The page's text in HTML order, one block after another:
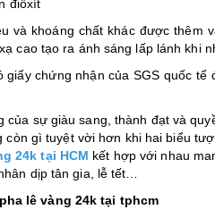
điôxít
và khoáng chất khác được thêm
cao tạo ra ánh sáng lấp lánh khi
chứng nhận của SGS quốc tế
sự giàu sang, thành đạt và
gì tuyệt vời hơn khi hai biểu
24k tại HCM kết hợp với nhau
dịp tân gia, lễ tết…
lê vàng 24k tại tphcm